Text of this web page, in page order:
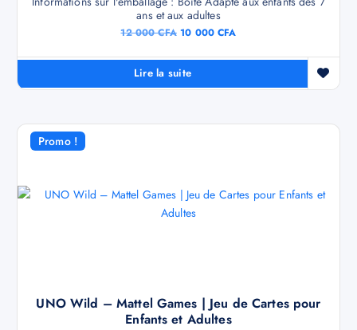
ans et aux adultes
12 000CFA 10 000CFA
Lire la suite
Promo !
UNO Wild – Mattel Games | Jeu de Cartes pour
Enfants et Adultes